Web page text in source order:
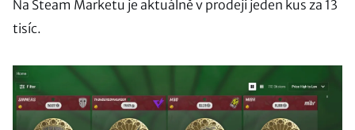
Na Steam Marketu je aktuálně v prodeji jeden kus za 13
tisíc.